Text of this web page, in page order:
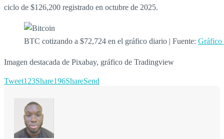
ciclo de $126,200 registrado en octubre de 2025.
BTC cotizando a $72,724 en el gráfico diario | Fuente: Gráfico
Imagen destacada de Pixabay, gráfico de Tradingview
Tweet123Share196ShareSend